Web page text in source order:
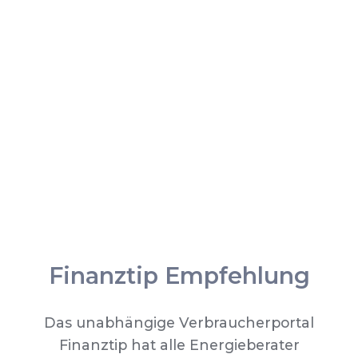
Finanztip Empfehlung
Das unabhängige Verbraucherportal
Finanztip hat alle Energieberater